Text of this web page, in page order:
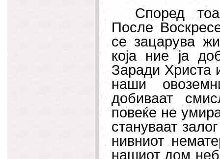
Според
После
се зацарува
која ние ја
Заради Христа
наши
добиваат
повеќе не
стануваат
нивниот
нашиот дом